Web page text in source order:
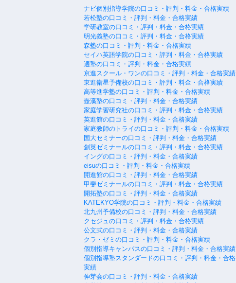
ナビ個別指導学院の口コミ・評判・料金・合格実績
若松塾の口コミ・評判・料金・合格実績
学研教室の口コミ・評判・料金・合格実績
明光義塾の口コミ・評判・料金・合格実績
森塾の口コミ・評判・料金・合格実績
セイハ英語学院の口コミ・評判・料金・合格実績
適塾の口コミ・評判・料金・合格実績
京進スクール・ワンの口コミ・評判・料金・合格実績
東進衛星予備校の口コミ・評判・料金・合格実績
高等進学塾の口コミ・評判・料金・合格実績
壺溪塾の口コミ・評判・料金・合格実績
家庭学習研究社の口コミ・評判・料金・合格実績
英進館の口コミ・評判・料金・合格実績
家庭教師のトライの口コミ・評判・料金・合格実績
国大セミナーの口コミ・評判・料金・合格実績
創英ゼミナールの口コミ・評判・料金・合格実績
イングの口コミ・評判・料金・合格実績
eisuの口コミ・評判・料金・合格実績
開進館の口コミ・評判・料金・合格実績
甲斐ゼミナールの口コミ・評判・料金・合格実績
開拓塾の口コミ・評判・料金・合格実績
KATEKYO学院の口コミ・評判・料金・合格実績
北九州予備校の口コミ・評判・料金・合格実績
クセジュの口コミ・評判・料金・合格実績
公文式の口コミ・評判・料金・合格実績
クラ・ゼミの口コミ・評判・料金・合格実績
個別指導キャンパスの口コミ・評判・料金・合格実績
個別指導塾スタンダードの口コミ・評判・料金・合格
実績
伸芽会の口コミ・評判・料金・合格実績